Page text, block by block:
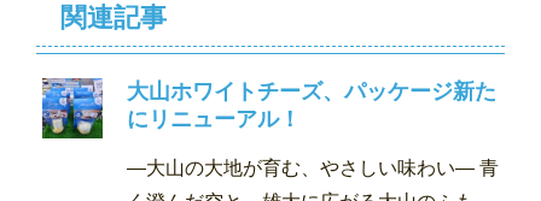
関連記事
大山ホワイトチーズ、パッケージ新た
にリニューアル！
―大山の大地が育む、やさしい味わい― 青